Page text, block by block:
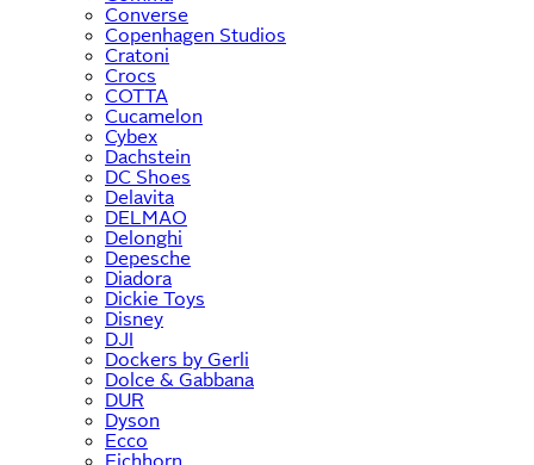
Converse
Copenhagen Studios
Cratoni
Crocs
COTTA
Cucamelon
Cybex
Dachstein
DC Shoes
Delavita
DELMAO
Delonghi
Depesche
Diadora
Dickie Toys
Disney
DJI
Dockers by Gerli
Dolce & Gabbana
DUR
Dyson
Ecco
Eichhorn